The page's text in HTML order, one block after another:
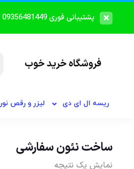
پشتیبانی فوری 09356481449
فروشگاه خرید خوب
ریسه ال ای دی لیزر و رقص نور
ساخت نئون سفارشی
نمایش یک نتیجه